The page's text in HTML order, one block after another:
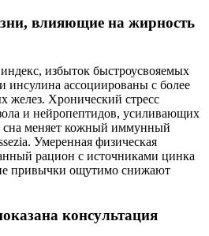
влияющие на жирность
избыток быстроусвояемых
инсулина ассоциированы с более
желез. Хронический стресс
и нейропептидов, усиливающих
сна меняет кожный иммунный
Умеренная физическая
рацион с источниками цинка
привычки ощутимо снижают
консультация